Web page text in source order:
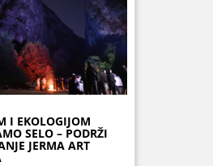
I EKOLOGIJOM
SELO – PODRŽI
JERMA ART